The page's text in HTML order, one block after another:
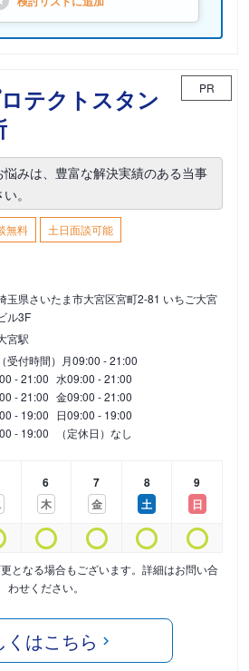
テクトスタン
PR
みは、豊富な解決実績のある当事
。
無料
土日面談可能
玉県さいたま市大宮区宮町2-81 いちご大宮
ル3F
宮駅
（受付時間） 月09:00 - 21:00
- 21:00 水09:00 - 21:00
- 21:00 金09:00 - 21:00
- 19:00 日09:00 - 19:00
- 19:00 （定休日）なし
6
木
7
金
8
土
9
日
となる場合もございます。詳細はお問い合
わせください。
くはこちら